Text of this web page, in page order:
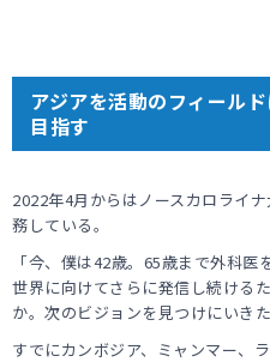
アジアを活動のフィール
目指す
2022年4月からはノースカロライ
務している。
「今、僕は42歳。65歳まで外科医
世界に向けてさらに発信し続ける
か。次のビジョンを見つけにいきた
すでにカンボジア、ミャンマー、